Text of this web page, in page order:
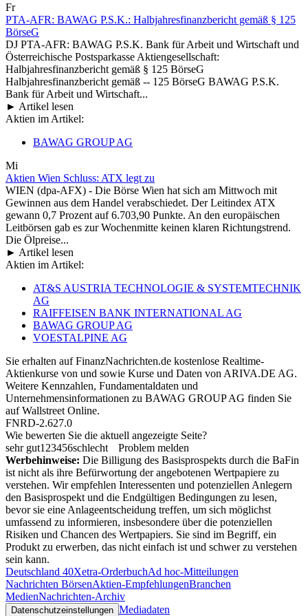
Fr
PTA-AFR: BAWAG P.S.K.: Halbjahresfinanzbericht gemäß § 125
BörseG
DJ PTA-AFR: BAWAG P.S.K. Bank für Arbeit und Wirtschaft und
Österreichische Postsparkasse Aktiengesellschaft:
Halbjahresfinanzbericht gemäß § 125 BörseG
Halbjahresfinanzbericht gemäß -- 125 BörseG BAWAG P.S.K.
Bank für Arbeit und Wirtschaft...
► Artikel lesen
Aktien im Artikel:
BAWAG GROUP AG
Mi
Aktien Wien Schluss: ATX legt zu
WIEN (dpa-AFX) - Die Börse Wien hat sich am Mittwoch mit
Gewinnen aus dem Handel verabschiedet. Der Leitindex ATX
gewann 0,7 Prozent auf 6.703,90 Punkte. An den europäischen
Leitbörsen gab es zur Wochenmitte keinen klaren Richtungstrend.
Die Ölpreise...
► Artikel lesen
Aktien im Artikel:
AT&S AUSTRIA TECHNOLOGIE & SYSTEMTECHNIK
AG
RAIFFEISEN BANK INTERNATIONAL AG
BAWAG GROUP AG
VOESTALPINE AG
Sie erhalten auf FinanzNachrichten.de kostenlose Realtime-
Aktienkurse von und sowie Kurse und Daten von ARIVA.DE AG.
Weitere Kennzahlen, Fundamentaldaten und
Unternehmensinformationen zu BAWAG GROUP AG finden Sie
aufWallstreet Online.
FNRD-2.627.0
Wie bewerten Sie die aktuell angezeigte Seite?
sehr gut1 23456schlecht
Problem melden
Werbehinweise: Die Billigung des Basisprospekts durch die BaFin
ist nicht als ihre Befürwortung der angebotenen Wertpapiere zu
verstehen. Wir empfehlen Interessenten und potenziellen Anlegern
den Basisprospekt und die Endgültigen Bedingungen zu lesen,
bevor sie eine Anlageentscheidung treffen, um sich möglichst
umfassend zu informieren, insbesondere über die potenziellen
Risiken und Chancen des Wertpapiers. Sie sind im Begriff, ein
Produkt zu erwerben, das nicht einfach ist und schwer zu verstehen
sein kann.
Deutschland 40Xetra-OrderbuchAd hoc-Mitteilungen
Nachrichten BörsenAktien-EmpfehlungenBranchen
MedienNachrichten-Archiv
Datenschutzeinstellungen Mediadaten